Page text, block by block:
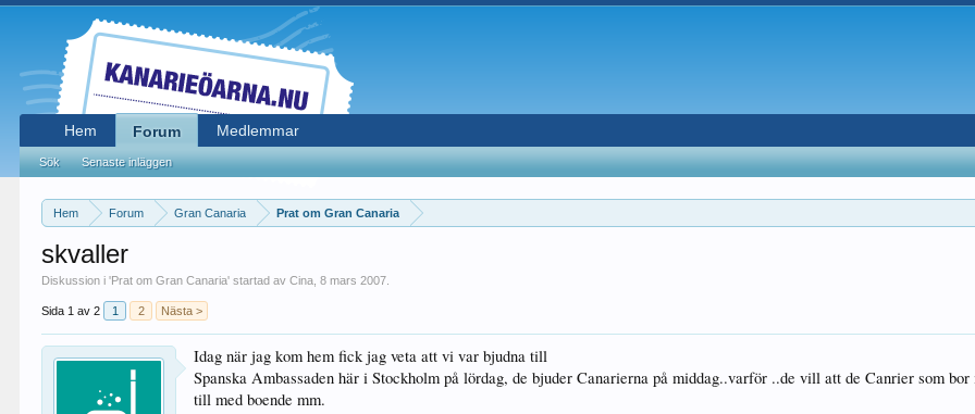
Hem Forum Gran Canaria Prat om Gran Canaria
skvaller
Diskussion i 'Prat om Gran Canaria' startad avCina ,8 mars 2007
Sida 1 av 2 1 2 Nästa >
Idag när jag kom hem fick jag veta att vi var bjudna till
Spanska Ambassaden här i Stockholm på lördag, de bjuder Canarierna på middag..varför ..de vill att de Canrier som
till med boende mm.
Hem Forum
Sök Senaste inläggen
Medlemmar